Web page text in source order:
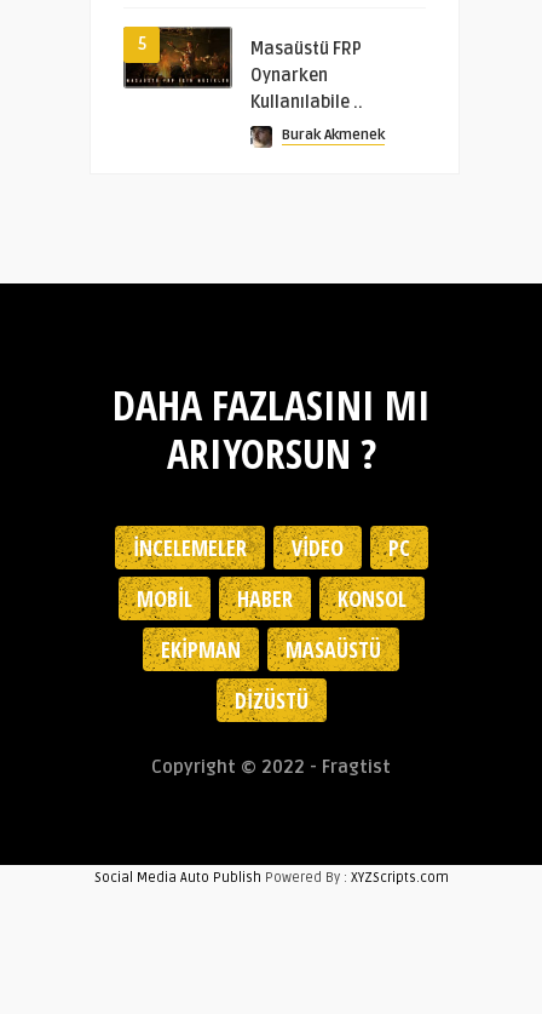
5
Masaüstü FRP
Oynarken
Kullanılabile ..
Burak Akmenek
DAHA FAZLASINI MI
ARIYORSUN ?
İNCELEMELER VIDEO
PC
MOBIL
HABER
KONSOL
EKIPMAN
MASAÜSTÜ
DIZÜSTÜ
Copyright © 2022 - Fragtist
Social Media Auto Publish Powered By : XYZScripts.com